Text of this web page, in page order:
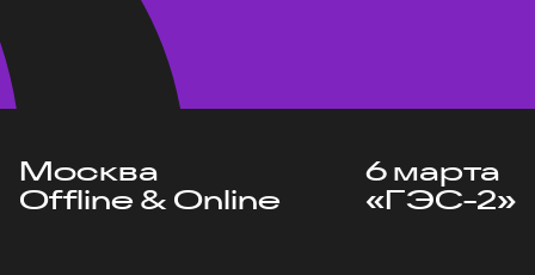
Москва
Offline & Online
6 марта
«ГЭС-2»